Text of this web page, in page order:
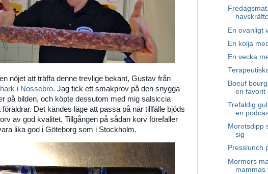
nöjet att träffa denne trevlige bekant, Gustav från
i Nossebro. Jag fick ett smakprov på den snygga
på bilden, och köpte dessutom med mig salsiccia
föräldrar. Det kändes läge att passa på när tillfälle bjöds
av god kvalitet. Tillgången på sådan korv förefaller
lika god i Göteborg som i Stockholm.
En ovanligt
En kolja
En vecka
Boeuf
en favorit
Trefaldig
en
Morotsdipp
sig
Presslunch
Mormors
mammas